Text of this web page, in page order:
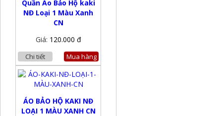
Quần Áo Bảo Hộ kaki
NĐ Loại 1 Màu Xanh
CN
Giá: 120.000 đ
Chi tiết Mua hàng
ÁO BẢO HỘ KAKI NĐ
LOẠI 1 MÀU XANH CN